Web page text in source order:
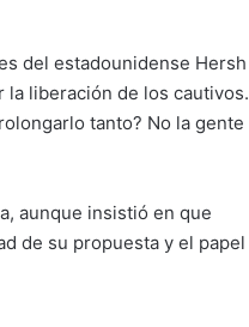
del estadounidense Hersh
la liberación de los cautivos.
tanto? No la gente
aunque insistió en que
de su propuesta y el papel